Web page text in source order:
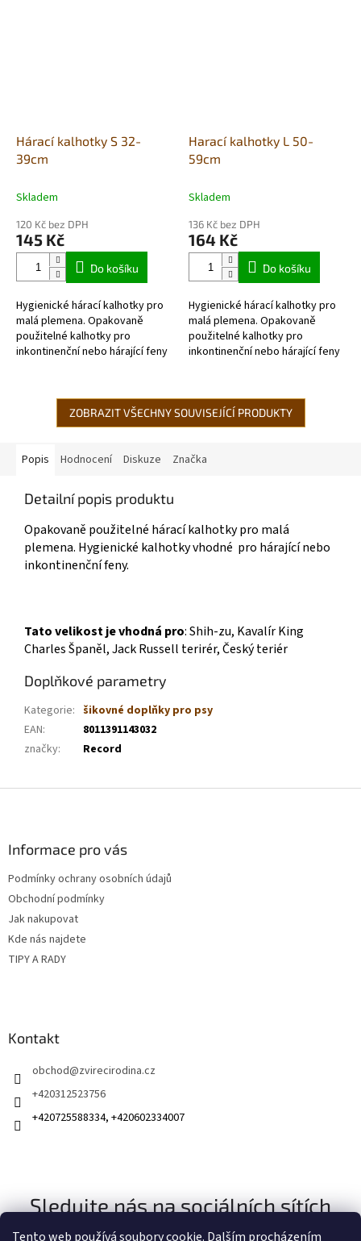
Tento web používá soubory cookie. Dalším procházením
Hárací kalhotky S 32-
39cm
Skladem
120 Kč bez DPH
145 Kč
Do košíku
Hygienické hárací kalhotky pro
malá plemena. Opakovaně
použitelné kalhotky pro
inkontinenční nebo hárající feny
Harací kalhotky L 50-
59cm
Skladem
136 Kč bez DPH
164 Kč
Do košíku
Hygienické hárací kalhotky pro
malá plemena. Opakovaně
použitelné kalhotky pro
inkontinenční nebo hárající feny
ZOBRAZIT VŠECHNY SOUVISEJÍCÍ PRODUKTY
Popis Hodnocení Diskuze Značka
Detailní popis produktu
Opakovaně použitelné hárací kalhotky pro malá
plemena. Hygienické kalhotky vhodné pro hárající nebo
inkontinenční feny.
Tato velikost je vhodná pro: Shih-zu, Kavalír King
Charles Španěl, Jack Russell terirér, Český teriér
Doplňkové parametry
Kategorie: šikovné doplňky pro psy
EAN:
8011391143032
značky: Record
Informace pro vás
Podmínky ochrany osobních údajů
Obchodní podmínky
Jak nakupovat
Kde nás najdete
TIPY A RADY
Kontakt
obchod@zvirecirodina.cz
+420312523756
+420725588334, +420602334007
Sledujte nás na sociálních sítích